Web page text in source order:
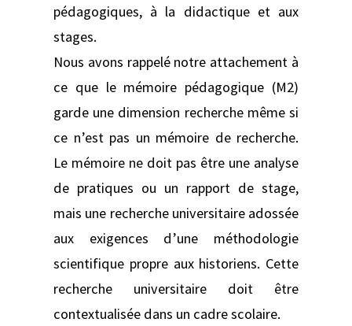
pédagogiques, à la didactique et aux
stages.
Nous avons rappelé notre attachement à
ce que le mémoire pédagogique (M2)
garde une dimension recherche même si
ce n’est pas un mémoire de recherche.
Le mémoire ne doit pas être une analyse
de pratiques ou un rapport de stage,
mais une recherche universitaire adossée
aux exigences d’une méthodologie
scientifique propre aux historiens. Cette
recherche universitaire doit être
contextualisée dans un cadre scolaire.